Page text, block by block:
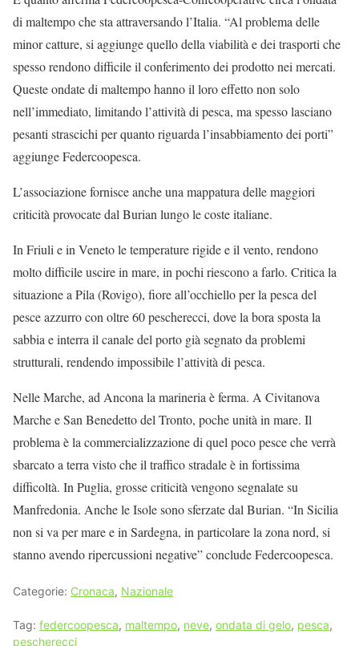
di maltempo che sta attraversando l’Italia. “Al problema delle
minor catture, si aggiunge quello della viabilità e dei trasporti che
spesso rendono difficile il conferimento dei prodotto nei mercati.
Queste ondate di maltempo hanno il loro effetto non solo
nell’immediato, limitando l’attività di pesca, ma spesso lasciano
pesanti strascichi per quanto riguarda l’insabbiamento dei porti”
aggiunge Federcoopesca.
L’associazione fornisce anche una mappatura delle maggiori
criticità provocate dal Burian lungo le coste italiane.
In Friuli e in Veneto le temperature rigide e il vento, rendono
molto difficile uscire in mare, in pochi riescono a farlo. Critica la
situazione a Pila (Rovigo), fiore all’occhiello per la pesca del
pesce azzurro con oltre 60 pescherecci, dove la bora sposta la
sabbia e interra il canale del porto già segnato da problemi
strutturali, rendendo impossibile l’attività di pesca.
Nelle Marche, ad Ancona la marineria è ferma. A Civitanova
Marche e San Benedetto del Tronto, poche unità in mare. Il
problema è la commercializzazione di quel poco pesce che verrà
sbarcato a terra visto che il traffico stradale è in fortissima
difficoltà. In Puglia, grosse criticità vengono segnalate su
Manfredonia. Anche le Isole sono sferzate dal Burian. “In Sicilia
non si va per mare e in Sardegna, in particolare la zona nord, si
stanno avendo ripercussioni negative” conclude Federcoopesca.
Categorie: Cronaca, Nazionale
Tag: federcoopesca, maltempo, neve, ondata di gelo, pesca,
pescherecci